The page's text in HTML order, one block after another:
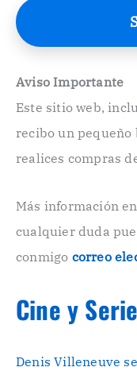
e
o
e
t
ó
n
o
.
Aviso Importante
Este sitio web,
recibo un pequeño
realices compras
Más información
cualquier duda
conmigo correo
Cine y
Denis Villeneuve